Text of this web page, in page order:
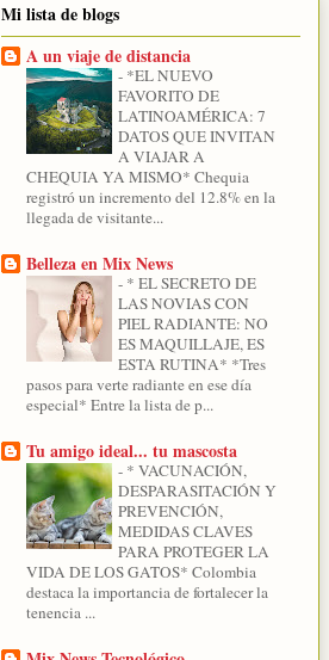
Mi lista de blogs
A un viaje de distancia
- *EL NUEVO
FAVORITO DE
LATINOAMÉRICA: 7
DATOS QUE INVITAN
A VIAJAR A
CHEQUIA YA MISMO* Chequia
registró un incremento del 12.8% en la
llegada de visitante...
Belleza en Mix News
- * EL SECRETO DE
LAS NOVIAS CON
PIEL RADIANTE: NO
ES MAQUILLAJE, ES
ESTA RUTINA* *Tres
pasos para verte radiante en ese día
especial* Entre la lista de p...
Tu amigo ideal... tu mascosta
- * VACUNACIÓN,
DESPARASITACIÓN Y
PREVENCIÓN,
MEDIDAS CLAVES
PARA PROTEGER LA
VIDA DE LOS GATOS* Colombia
destaca la importancia de fortalecer la
tenencia ...